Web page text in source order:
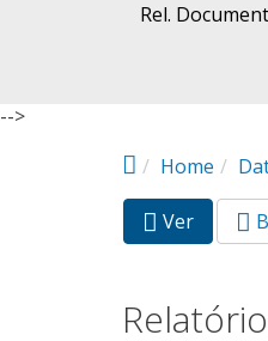
Rel.
-->
Home
Abas
Ver
ativa)